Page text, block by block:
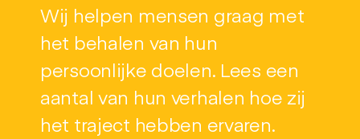
Wij helpen mensen graag met
het behalen van hun
persoonlijke doelen. Lees een
aantal van hun verhalen hoe zij
het traject hebben ervaren.